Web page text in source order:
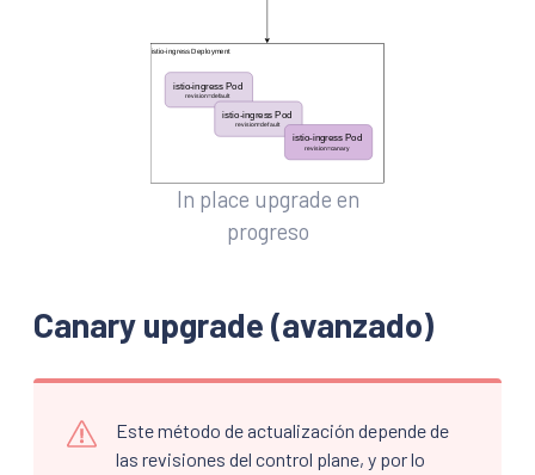
In place upgrade en
progreso
Canary upgrade (avanzado)
Este método de actualización depende de
las revisiones del control plane, y por lo